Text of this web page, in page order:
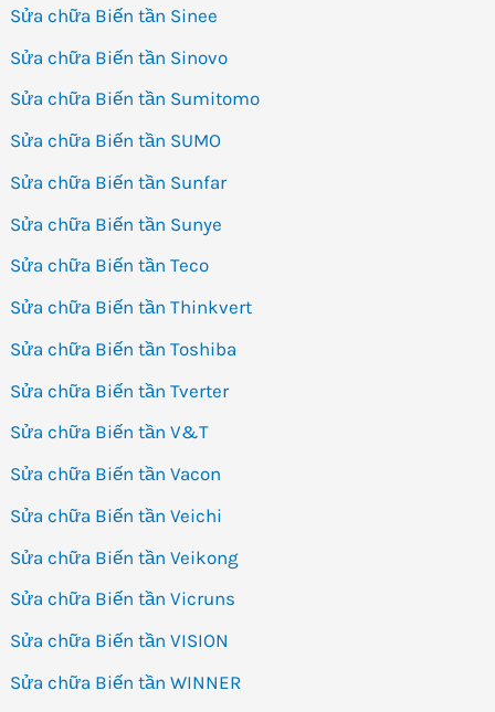
Sửa chữa Biến tần Sinee
Sửa chữa Biến tần Sinovo
Sửa chữa Biến tần Sumitomo
Sửa chữa Biến tần SUMO
Sửa chữa Biến tần Sunfar
Sửa chữa Biến tần Sunye
Sửa chữa Biến tần Teco
Sửa chữa Biến tần Thinkvert
Sửa chữa Biến tần Toshiba
Sửa chữa Biến tần Tverter
Sửa chữa Biến tần V&T
Sửa chữa Biến tần Vacon
Sửa chữa Biến tần Veichi
Sửa chữa Biến tần Veikong
Sửa chữa Biến tần Vicruns
Sửa chữa Biến tần VISION
Sửa chữa Biến tần WINNER